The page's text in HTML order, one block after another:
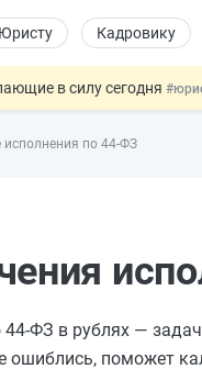
Юристу Кадровику
в силу сегодня
ВНЖ и гражданство:
госзакупок по 44-ФЗ
исполнения по 44-ФЗ
ФЗ в рублях —
поможет